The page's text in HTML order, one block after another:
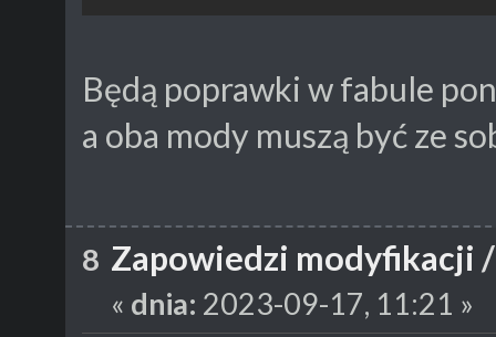
Będą poprawki w fabule
a oba mody muszą być ze
8 Zapowiedzi modyfikacji
« dnia: 2023-09-17, 11:21 »